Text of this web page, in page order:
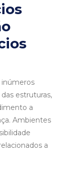
inúmeros
estruturas,
a
Ambientes
a